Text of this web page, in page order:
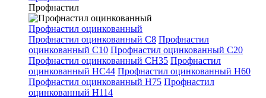
Профнастил
Профнастил оцинкованный
Профнастил оцинкованный С8 Профнастил
оцинкованный С10 Профнастил оцинкованный С20
Профнастил оцинкованный СН35 Профнастил
оцинкованный НС44 Профнастил оцинкованный Н60
Профнастил оцинкованный Н75 Профнастил
оцинкованный Н114